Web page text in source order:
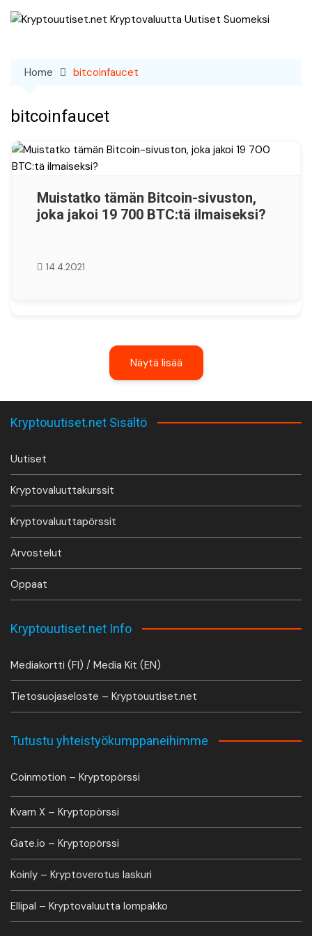
Skip
Home bitcoinfaucet
bitcoinfaucet
Muistatko tämän Bitcoin-sivuston,
joka jakoi 19 700 BTC:tä ilmaiseksi?
14.4.2021
Näytä lisää
Kryptouutiset.net Sisältö
Uutiset
Kryptovaluuttakurssit
Kryptovaluuttapörssit
Arvostelut
Oppaat
Kryptouutiset.net Info
Mediakortti (FI) / Media Kit (EN)
Tietosuojaseloste – Kryptouutiset.net
Tutustu yhteistyökumppaneihimme
Coinmotion – Kryptopörssi
Kvarn X – Kryptopörssi
Gate.io – Kryptopörssi
Koinly – Kryptoverotus laskuri
Ellipal – Kryptovaluutta lompakko